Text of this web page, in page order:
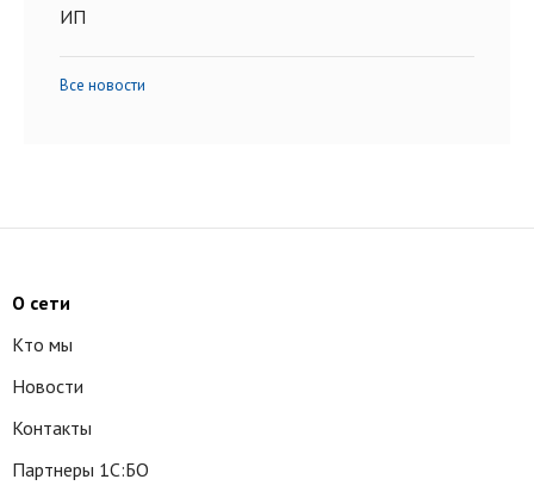
ИП
Все новости
О сети
Кто мы
Новости
Контакты
Партнеры 1С:БО